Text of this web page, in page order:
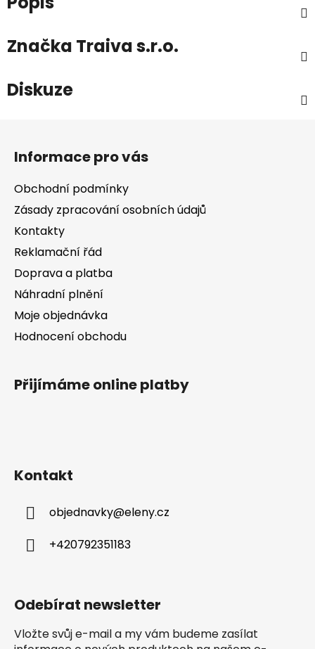
Značka Traiva s.r.o.
Diskuze
Informace pro vás
Obchodní podmínky
Zásady zpracování osobních údajů
Kontakty
Reklamační řád
Doprava a platba
Náhradní plnění
Moje objednávka
Hodnocení obchodu
Přijímáme online platby
Kontakt
objednavky@eleny.cz
+420792351183
Odebírat newsletter
Vložte svůj e-mail a my vám budeme zasílat